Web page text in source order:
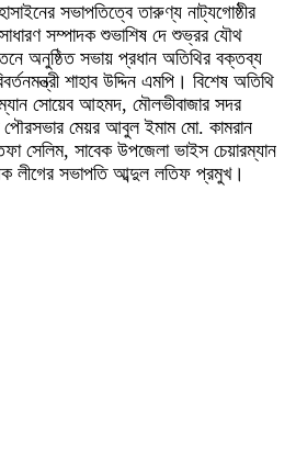
সভাপতিত্বে তারুণ্য নাট্যগোষ্ঠীর
সম্পাদক শুভাশিষ দে শুভ্রর যৌথ
অনুষ্ঠিত সভায় প্রধান অতিথির বক্তব্য
শাহাব উদ্দিন এমপি। বিশেষ অতিথি
সোয়েব আহমদ, মৌলভীবাজার সদর
মেয়র আবুল ইমাম মো. কামরান
সেলিম, সাবেক উপজেলা ভাইস চেয়ারম্যান
লীগের সভাপতি আব্দুল লতিফ প্রমুখ।